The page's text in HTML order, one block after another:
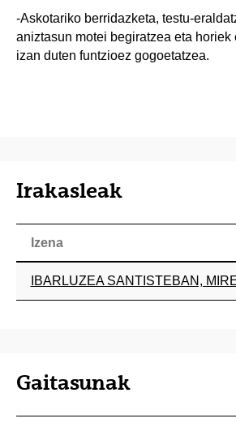
-Askotariko berridazketa, testu-
aniztasun motei begiratzea eta horiek
izan duten funtzioez gogoetatzea.
Irakasleak
Izena
IBARLUZEA SANTISTEBAN,
Gaitasunak